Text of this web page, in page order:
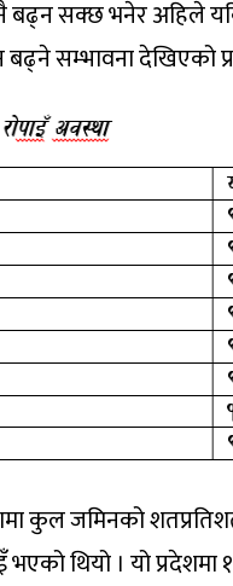
बढ्न सक्छ भनेर अहिले
सम्भावना देखिएको
कुल जमिनको
भएको थियो । यो